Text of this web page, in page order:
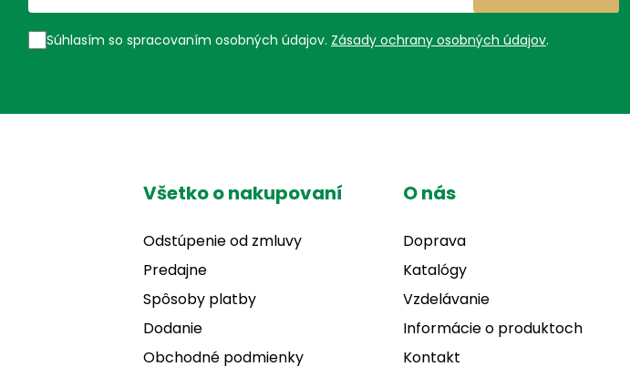
Súhlasím so spracovaním osobných údajov. Zásady ochrany osobných údajov.
Všetko o nakupovaní
Odstúpenie od zmluvy
Predajne
Spôsoby platby
Dodanie
Obchodné podmienky
O nás
Doprava
Katalógy
Vzdelávanie
Informácie o produktoch
Kontakt